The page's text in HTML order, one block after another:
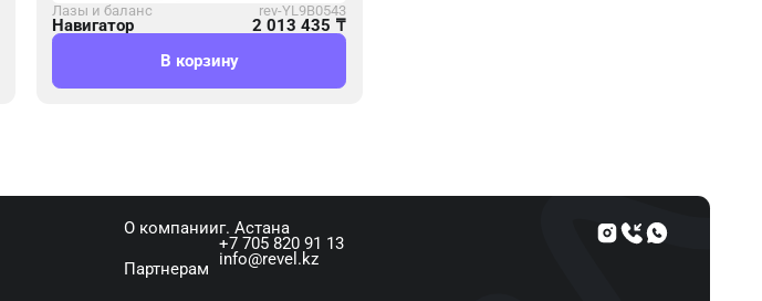
Лазы и баланс rev-YL9B0543
Навигатор 2 013 435 ₸
В корзину
О компании
Партнерам
г. Астана
+7 705 820 91 13
info@revel.kz